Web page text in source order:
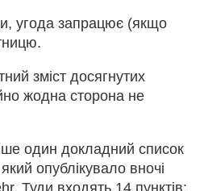
угода запрацює (якщо
зміст досягнутих
жодна сторона не
один докладний список
опублікувало вночі